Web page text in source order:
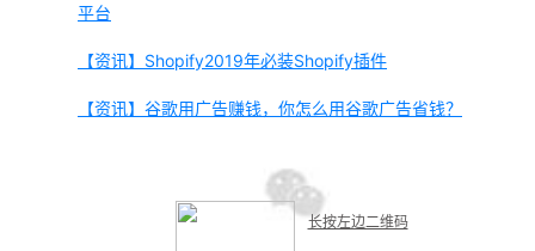
平台
【资讯】Shopify2019年必装Shopify插件
【资讯】谷歌用广告赚钱，你怎么用谷歌广告省钱？
长按左边二维码